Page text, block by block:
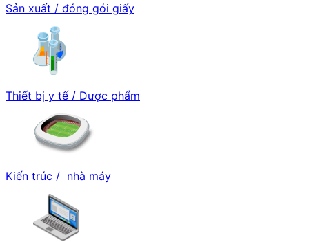
Sản xuất / đóng gói giấy
Thiết bị y tế / Dược phẩm
Kiến trúc / nhà máy